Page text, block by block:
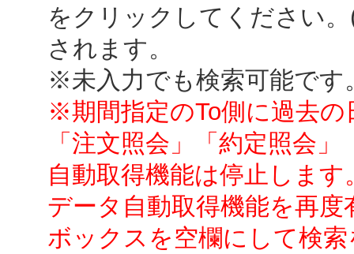
をクリックしてください
されます。
※未入力でも検索可能です
※期間指定のTo側に過去
「注文照会」「約定照会
自動取得機能は停止します
データ自動取得機能を再
ボックスを空欄にして検